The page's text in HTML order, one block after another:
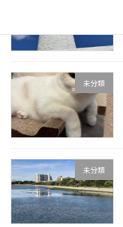
未分類
未分類